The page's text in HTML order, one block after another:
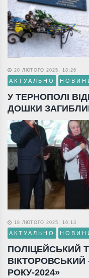
20 ЛЮТОГО 2025, 18:26
АКТУАЛЬНО
У ТЕРНОПОЛІ
ДОШКИ
18 ЛЮТОГО 2025, 16:13
АКТУАЛЬНО
ПОЛІЦЕЙСЬКИЙ
РОКУ-2024»